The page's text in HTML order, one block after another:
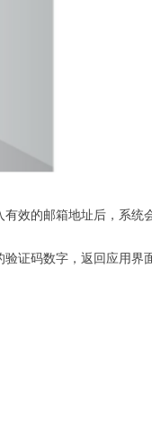
效的邮箱地址后，系统
证码数字，返回应用界